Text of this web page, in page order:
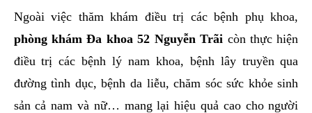
Ngoài việc thăm khám điều trị các bệnh phụ khoa,
phòng khám Đa khoa 52 Nguyễn Trãi còn thực hiện
điều trị các bệnh lý nam khoa, bệnh lây truyền qua
đường tình dục, bệnh da liễu, chăm sóc sức khỏe sinh
sản cả nam và nữ… mang lại hiệu quả cao cho người